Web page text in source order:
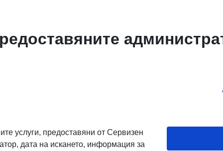
услуги, предоставяни от Сервизен
дата на искането, информация за